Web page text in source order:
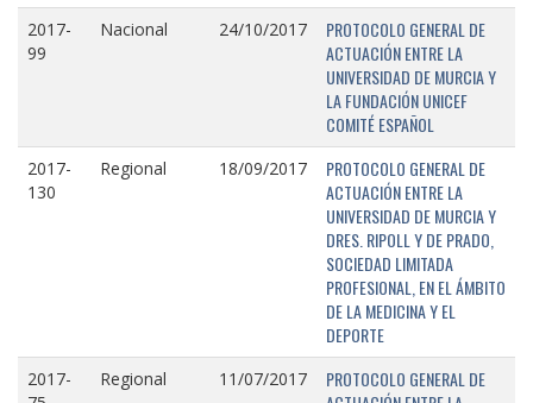
2017-
99
Nacional 24/10/2017
PROTOCOLO GENERAL DE
ACTUACIÓN ENTRE LA
UNIVERSIDAD DE MURCIA Y
LA FUNDACIÓN UNICEF
COMITÉ ESPAÑOL
2017-
130
Regional 18/09/2017
PROTOCOLO GENERAL DE
ACTUACIÓN ENTRE LA
UNIVERSIDAD DE MURCIA Y
DRES. RIPOLL Y DE PRADO,
SOCIEDAD LIMITADA
PROFESIONAL, EN EL ÁMBITO
DE LA MEDICINA Y EL
DEPORTE
2017-
Regional 11/07/2017
PROTOCOLO GENERAL DE